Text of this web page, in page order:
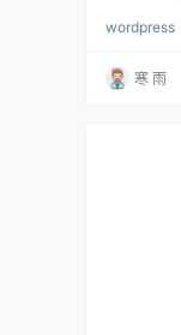
无论是博
插件丰富
场超过
wordpress
寒 雨